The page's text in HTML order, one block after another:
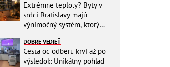
Extrémne teploty? Byty v
srdci Bratislavy majú
výnimočný systém, ktorý
DOBRE VEDIEŤ
Cesta od odberu krvi až po
výsledok: Unikátny pohľad